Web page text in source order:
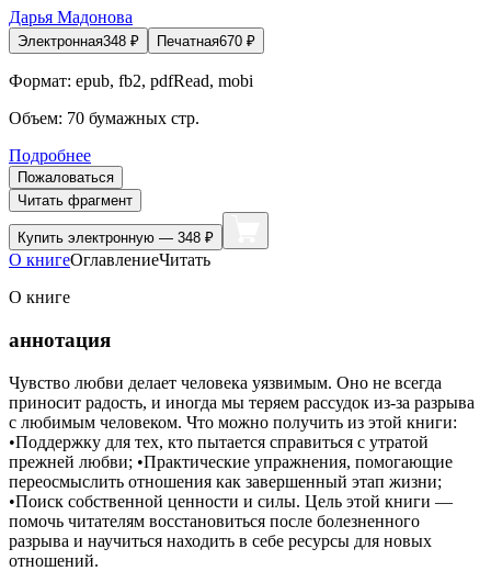
Дарья Мадонова
Электронная348 ₽ Печатная670 ₽
Формат: epub, fb2, pdfRead, mobi
Объем: 70 бумажных стр.
Подробнее
Пожаловаться
Читать фрагмент
Купить электронную — 348 ₽
О книгеОглавлениеЧитать
О книге
аннотация
Чувство любви делает человека уязвимым. Оно не всегда
приносит радость, и иногда мы теряем рассудок из-за разрыва
с любимым человеком. Что можно получить из этой книги:
•Поддержку для тех, кто пытается справиться с утратой
прежней любви; •Практические упражнения, помогающие
переосмыслить отношения как завершенный этап жизни;
•Поиск собственной ценности и силы. Цель этой книги —
помочь читателям восстановиться после болезненного
разрыва и научиться находить в себе ресурсы для новых
отношений.